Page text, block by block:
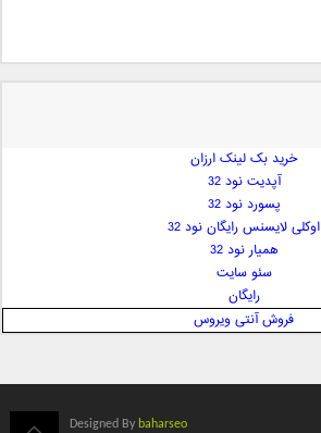
خرید بک لینک ارزان
آپدیت نود 32
پسورد نود 32
اوکلی لایسنس رایگان نود 32
همیار نود 32
سئو سایت
رایگان
فروش آنتی ویروس
Designed By baharseo